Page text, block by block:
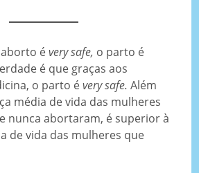
aborto évery safe, o parto é
é que graças aos
o parto évery safe.Além
média de vida das mulheres
nunca abortaram, é superior à
de vida das mulheres que